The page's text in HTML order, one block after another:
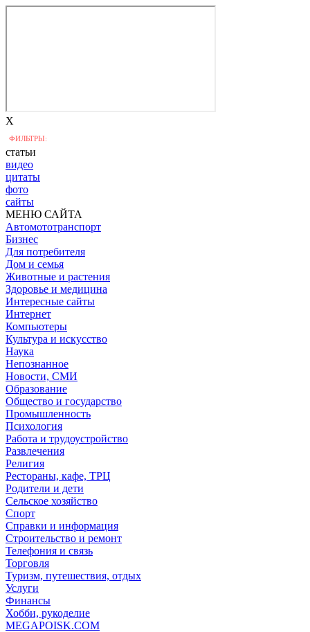
X
ФИЛЬТРЫ:
статьи
видео
цитаты
фото
сайты
МЕНЮ САЙТА
Автомототранспорт
Бизнес
Для потребителя
Дом и семья
Животные и растения
Здоровье и медицина
Интересные сайты
Интернет
Компьютеры
Культура и искусство
Наука
Непознанное
Новости, СМИ
Образование
Общество и государство
Промышленность
Психология
Работа и трудоустройство
Развлечения
Религия
Рестораны, кафе, ТРЦ
Родители и дети
Сельское хозяйство
Спорт
Справки и информация
Строительство и ремонт
Телефония и связь
Торговля
Туризм, путешествия, отдых
Услуги
Финансы
Хобби, рукоделие
MEGAPOISK.COM